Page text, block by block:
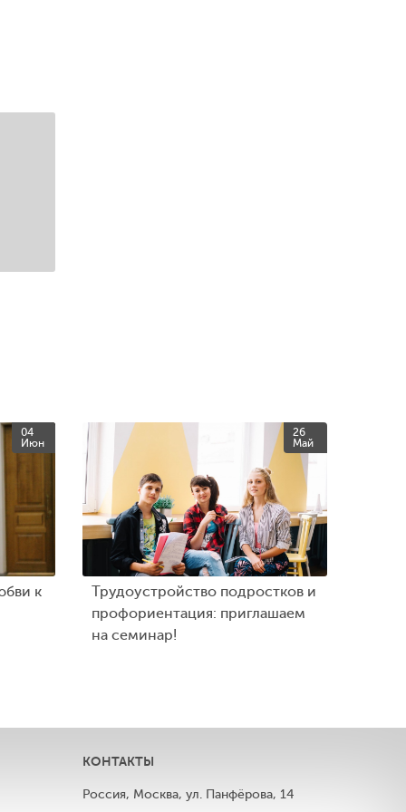
04
Июн
к
26
Май
Трудоустройство подростков и
профориентация: приглашаем
на семинар!
КОНТАКТЫ
Россия, Москва, ул. Панфёрова, 14